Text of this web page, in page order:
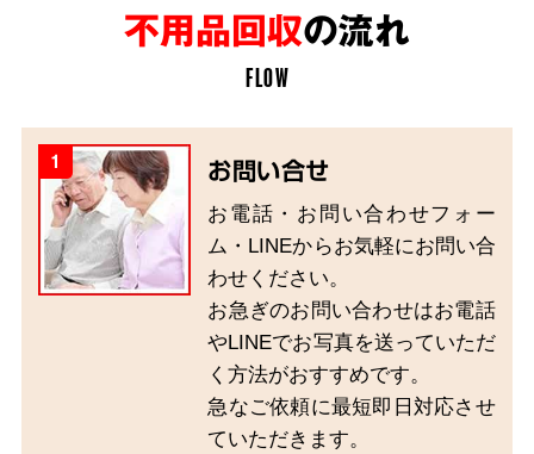
不用品回収の流れ
FLOW
1 お問い合せ
お電話・お問い合わせフォー
ム・LINEからお気軽にお問い合
わせください。
お急ぎのお問い合わせはお電話
やLINEでお写真を送っていただ
く方法がおすすめです。
急なご依頼に最短即日対応させ
ていただきます。